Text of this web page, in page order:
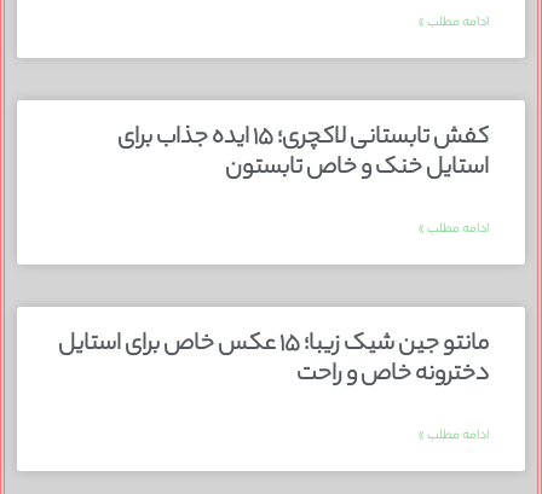
ادامه مطلب »
کفش تابستانی لاکچری؛ ۱۵ ایده‌ جذاب برای
استایل خنک و خاص تابستون
ادامه مطلب »
مانتو جین شیک زیبا؛ ۱۵ عکس خاص برای استایل
دخترونه خاص و راحت
ادامه مطلب »